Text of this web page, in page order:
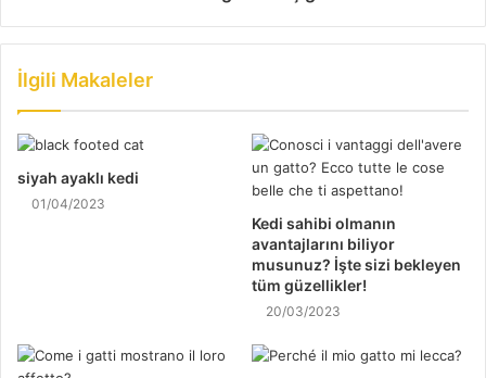
İlgili Makaleler
siyah ayaklı kedi
01/04/2023
Kedi sahibi olmanın
avantajlarını biliyor
musunuz? İşte sizi bekleyen
tüm güzellikler!
20/03/2023